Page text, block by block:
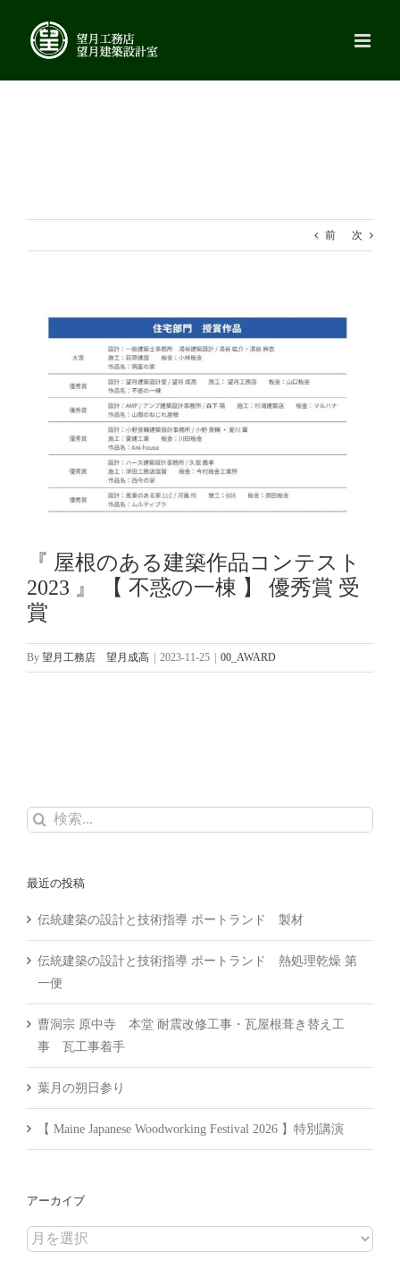
content
前 次
View
Larger
『 屋根のある建築作品コンテスト
2023 』 【 不惑の一棟 】 優秀賞 受
賞
By 望月工務店 望月成高 | 2023-11-25 | 00_AWARD
検
最近の投稿
伝統建築の設計と技術指導 ポートランド 製材
伝統建築の設計と技術指導 ポートランド 熱処理乾燥 第
一便
曹洞宗 原中寺 本堂 耐震改修工事・瓦屋根葺き替え工
事 瓦工事着手
葉月の朔日参り
【 Maine Japanese Woodworking Festival 2026 】特別講演
アーカイブ
ア